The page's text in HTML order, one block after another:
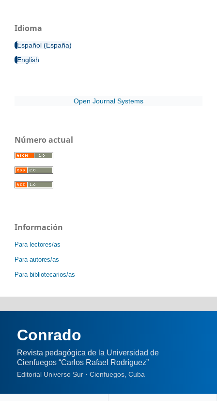
Idioma
Español (España)
English
Open Journal Systems
Número actual
Información
Para lectores/as
Para autores/as
Para bibliotecarios/as
Conrado
Revista pedagógica de la Universidad de
Cienfuegos “Carlos Rafael Rodríguez”
Editorial Universo Sur · Cienfuegos, Cuba